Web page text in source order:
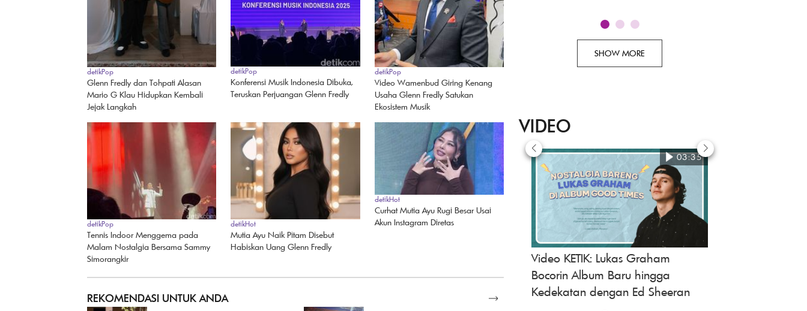
detikPop
Glenn Fredly dan Tohpati Alasan
Mario G Klau Hidupkan Kembali
Jejak Langkah
detikPop
Konferensi Musik Indonesia Dibuka,
Teruskan Perjuangan Glenn Fredly
detikPop
Video Wamenbud Giring Kenang
Usaha Glenn Fredly Satukan
Ekosistem Musik
detikPop
Tennis Indoor Menggema pada
Malam Nostalgia Bersama Sammy
Simorangkir
detikHot
Mutia Ayu Naik Pitam Disebut
Habiskan Uang Glenn Fredly
detikHot
Curhat Mutia Ayu Rugi Besar Usai
Akun Instagram Diretas
REKOMENDASI UNTUK ANDA
SHOW MORE
VIDEO
03:35
Video KETIK: Lukas Graham
Bocorin Album Baru hingga
Kedekatan dengan Ed Sheeran